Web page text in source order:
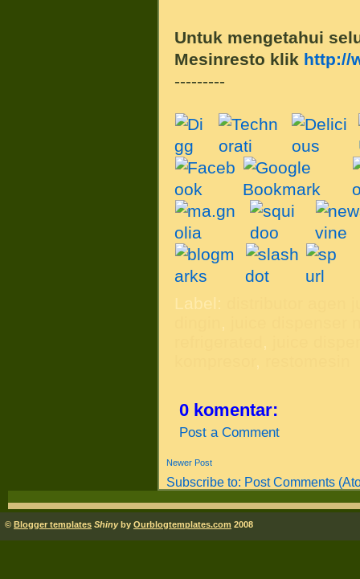
Untuk mengetahui
Mesinresto klik http://
---------
Label:
0 komentar:
Post a Comment
Newer Post
Subscribe to: Post Comments
© Blogger templates Shinyby Ourblogtemplates.com 2008